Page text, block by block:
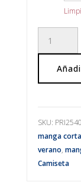
salmón
SKU:
manga corta
verano,
Camiseta